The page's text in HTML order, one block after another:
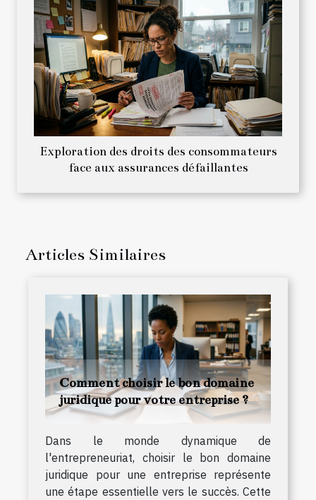
Exploration des droits des consommateurs
face aux assurances défaillantes
Articles Similaires
Comment choisir le bon domaine
juridique pour votre entreprise ?
Dans le monde dynamique de
l'entrepreneuriat, choisir le bon domaine
juridique pour une entreprise représente
une étape essentielle vers le succès. Cette